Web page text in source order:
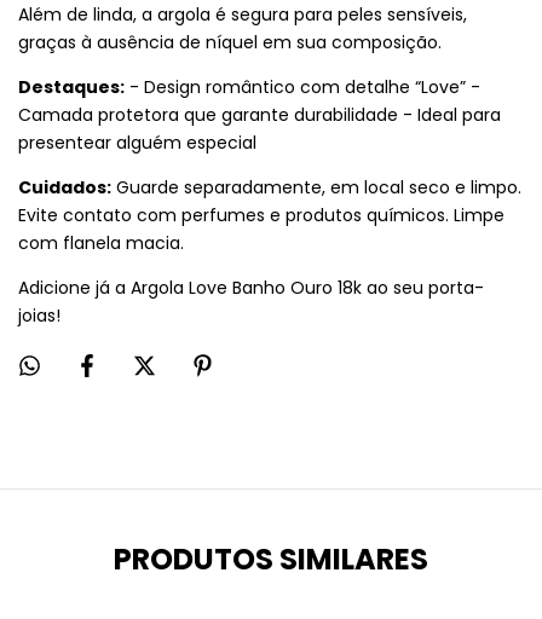
Além de linda, a argola é segura para peles sensíveis,
graças à ausência de níquel em sua composição.
Destaques: - Design romântico com detalhe “Love” -
Camada protetora que garante durabilidade - Ideal para
presentear alguém especial
Cuidados: Guarde separadamente, em local seco e limpo.
Evite contato com perfumes e produtos químicos. Limpe
com flanela macia.
Adicione já a Argola Love Banho Ouro 18k ao seu porta-
joias!
PRODUTOS SIMILARES